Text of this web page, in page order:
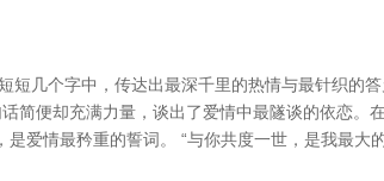
几个字中，传达出最深千里的热情与最针织的
简便却充满力量，谈出了爱情中最隧谈的依恋。
爱情最矜重的誓词。 “与你共度一世，是我最大